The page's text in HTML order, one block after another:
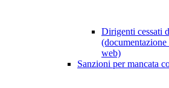
Dirigenti cessati
web)
Sanzioni per mancata